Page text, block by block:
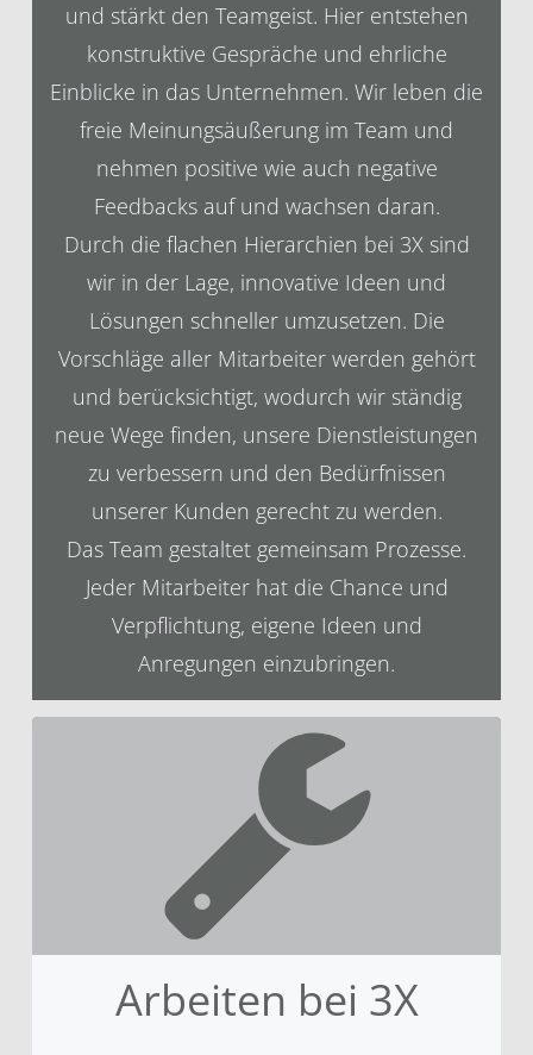
und stärkt den Teamgeist. Hier entstehen
konstruktive Gespräche und ehrliche
Einblicke in das Unternehmen. Wir leben die
freie Meinungsäußerung im Team und
nehmen positive wie auch negative
Feedbacks auf und wachsen daran.
Durch die flachen Hierarchien bei 3X sind
wir in der Lage, innovative Ideen und
Lösungen schneller umzusetzen. Die
Vorschläge aller Mitarbeiter werden gehört
und berücksichtigt, wodurch wir ständig
neue Wege finden, unsere Dienstleistungen
zu verbessern und den Bedürfnissen
unserer Kunden gerecht zu werden.
Das Team gestaltet gemeinsam Prozesse.
Jeder Mitarbeiter hat die Chance und
Verpflichtung, eigene Ideen und
Anregungen einzubringen.
Arbeiten bei 3X